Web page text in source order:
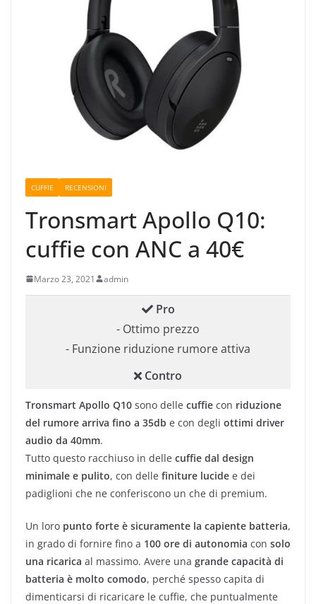
CUFFIE RECENSIONI
Tronsmart Apollo Q10:
cuffie con ANC a 40€
Marzo 23, 2021 admin
Pro
- Ottimo prezzo
- Funzione riduzione rumore attiva
Contro
Tronsmart Apollo Q10 sono delle cuffie con riduzione
del rumore arriva fino a 35db e con degli ottimi driver
audio da 40mm.
Tutto questo racchiuso in delle cuffie dal design
minimale e pulito, con delle finiture lucide e dei
padiglioni che ne conferiscono un che di premium.
Un loro punto forte è sicuramente la capiente batteria,
in grado di fornire fino a 100 ore di autonomia con solo
una ricarica al massimo. Avere una grande capacità di
batteria è molto comodo, perché spesso capita di
dimenticarsi di ricaricare le cuffie, che puntualmente